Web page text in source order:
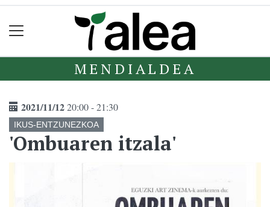
MENDIALDEA
2021/11/1220:00 - 21:30
IKUS-ENTZUNEZKOA
'Ombuaren itzala'